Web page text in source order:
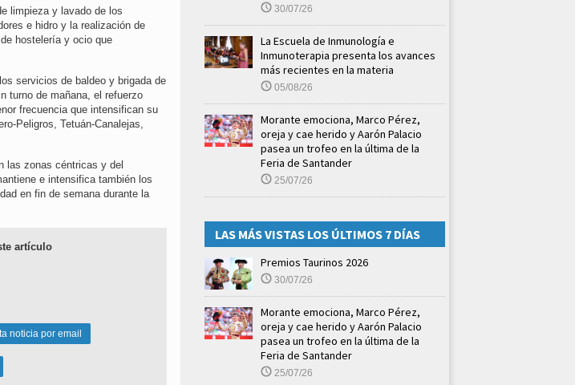
limpieza y lavado de los
e hidro y la realización de
hostelería y ocio que
servicios de baldeo y brigada de
turno de mañana, el refuerzo
frecuencia que intensifican su
Peligros, Tetuán-Canalejas,
las zonas céntricas y del
e intensifica también los
en fin de semana durante la
artículo
noticia por email
30/07/26
La Escuela de Inmunología e
Inmunoterapia presenta los avances
más recientes en la materia
05/08/26
Morante emociona, Marco Pérez,
oreja y cae herido y Aarón Palacio
pasea un trofeo en la última de la
Feria de Santander
25/07/26
LAS MÁS VISTAS LOS ÚLTIMOS 7 DÍAS
Premios Taurinos 2026
30/07/26
Morante emociona, Marco Pérez,
oreja y cae herido y Aarón Palacio
pasea un trofeo en la última de la
Feria de Santander
25/07/26